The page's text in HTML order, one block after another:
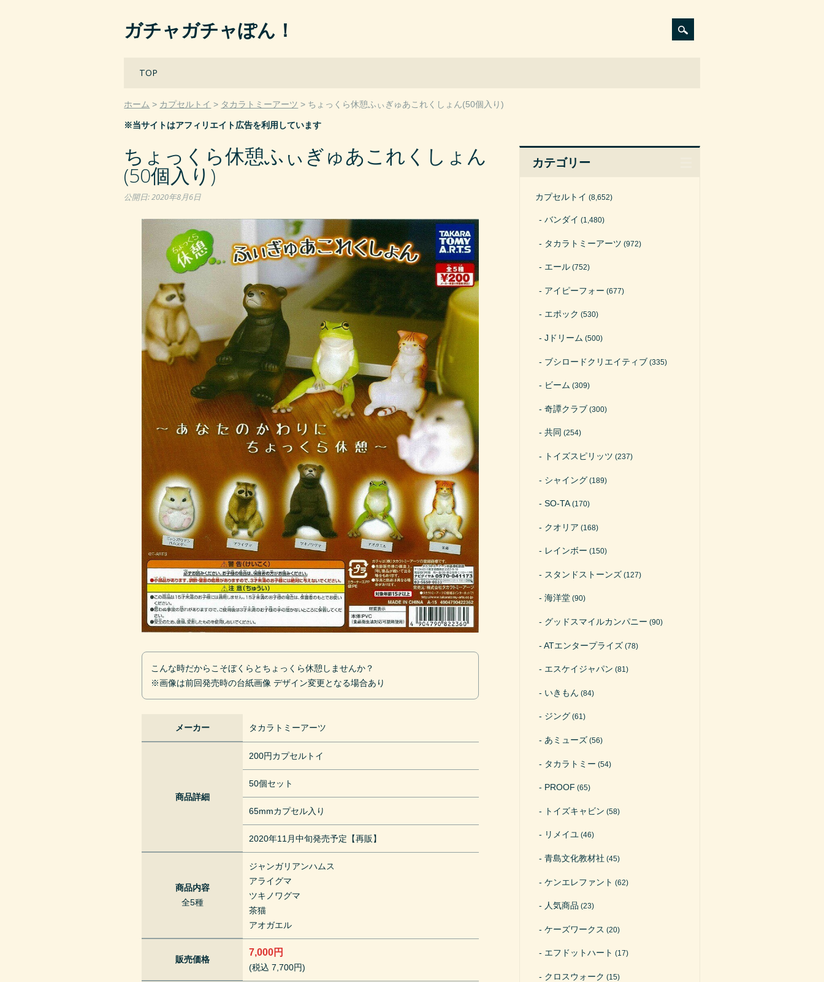
ガチャガチャぽん！
Main menu
TOP
ホーム カプセルトイ タカラトミーアーツ ちょっくら休憩ふぃぎゅあこれくしょん(50個入り)
※当サイトはアフィリエイト広告を利用しています
ちょっくら休憩ふぃぎゅあこれくしょん
(50個入り)
公開日:2020年8月6日
こんな時だからこそぼくらとちょっくら休憩しませんか？
※画像は前回発売時の台紙画像 デザイン変更となる場合あり
メーカー タカラトミーアーツ
商品詳細
200円カプセルトイ
50個セット
65mmカプセル入り
2020年11月中旬発売予定【再販】
商品内容
全5種
ジャンガリアンハムス
アライグマ
ツキノワグマ
茶猫
アオガエル
販売価格
7,000円
(税込 7,700円)
カテゴリー
カプセルトイ (8,652)
バンダイ (1,480)
タカラトミーアーツ (972)
エール (752)
アイピーフォー (677)
エポック (530)
Jドリーム (500)
ブシロードクリエイティブ (335)
ビーム (309)
奇譚クラブ (300)
共同 (254)
トイズスピリッツ (237)
シャイング (189)
SO-TA(170)
クオリア (168)
レインボー (150)
スタンドストーンズ (127)
海洋堂 (90)
グッドスマイルカンパニー (90)
ATエンタープライズ (78)
エスケイジャパン (81)
いきもん (84)
ジング (61)
あミューズ (56)
タカラトミー (54)
PROOF (65)
トイズキャビン (58)
リメイユ (46)
青島文化教材社 (45)
ケンエレファント (62)
人気商品 (23)
ケーズワークス (20)
エフドットハート (17)
クロスウォーク (15)